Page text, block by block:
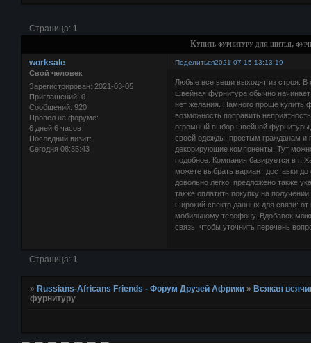
Купить фурнитуру для шитья,
Страница: 1
Поделиться2021-07-15 13:13:19
worksale
Свой человек
Зарегистрирован: 2021-03-05
Приглашений: 0
Сообщений: 920
Провел на форуме:
6 дней 6 часов
Последний визит:
Сегодня 08:35:43
Любые все вещи выходят из строя. В
швейная фурнитура обычно
нет желания. Намного проще купить
возможность поправить
огромный выбор швейной
своей одежды, простым гражданам и
декорирующие компоненты. Тут
подобное. Компания базируется в г.
можете выбрать вариант доставки до
довольно легко, предложено также
также оплатить покупку на
широкий спектр данных для связи:
мобильному телефону. Вдобавок
связь, чтобы уточнить перечень
Страница: 1
»Russians-Africans Friends - Форум Друзей Африки »Всякая
фурнитуру